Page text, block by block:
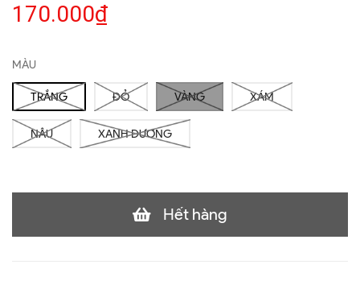
170.000₫
MÀU
TRẮNG ĐỎ VÀNG XÁM
NÂU XANH DƯƠNG
Hết hàng